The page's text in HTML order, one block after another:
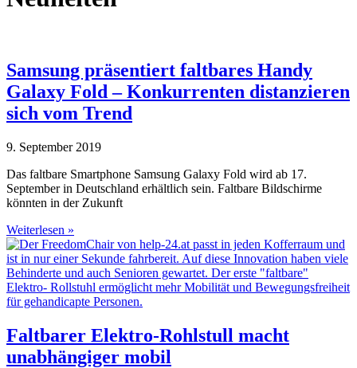
Samsung präsentiert faltbares Handy
Galaxy Fold – Konkurrenten distanzieren
sich vom Trend
9. September 2019
Das faltbare Smartphone Samsung Galaxy Fold wird ab 17.
September in Deutschland erhältlich sein. Faltbare Bildschirme
könnten in der Zukunft
Weiterlesen »
Faltbarer Elektro-Rohlstull macht
unabhängiger mobil